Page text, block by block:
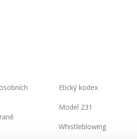
Etický kodex
Model 231
Whistleblowing